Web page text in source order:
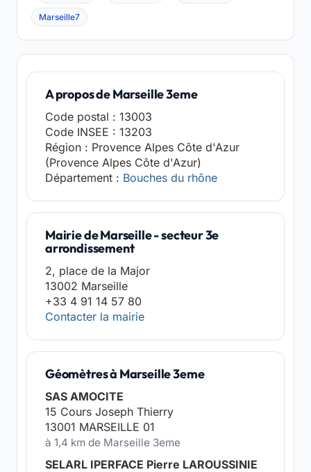
Marseille7
A propos de Marseille 3eme
Code postal : 13003
Code INSEE : 13203
Région : Provence Alpes Côte d'Azur
(Provence Alpes Côte d'Azur)
Département : Bouches du rhône
Mairie de Marseille - secteur 3e
arrondissement
2, place de la Major
13002 Marseille
+33 4 91 14 57 80
Contacter la mairie
Géomètres à Marseille 3eme
SAS AMOCITE
15 Cours Joseph Thierry
13001 MARSEILLE 01
à 1,4 km de Marseille 3eme
SELARL IPERFACE Pierre LAROUSSINIE